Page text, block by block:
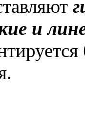
и